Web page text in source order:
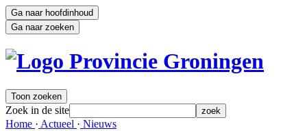
Ga naar hoofdinhoud
Ga naar zoeken
Toon zoeken
Zoek in de site zoek
Home · Actueel · Nieuws